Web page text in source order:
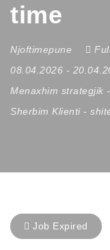
time
Njoftimepune
08.04.2026 -
Menaxhim strategjik -
Sherbim Klienti-
Job Expired